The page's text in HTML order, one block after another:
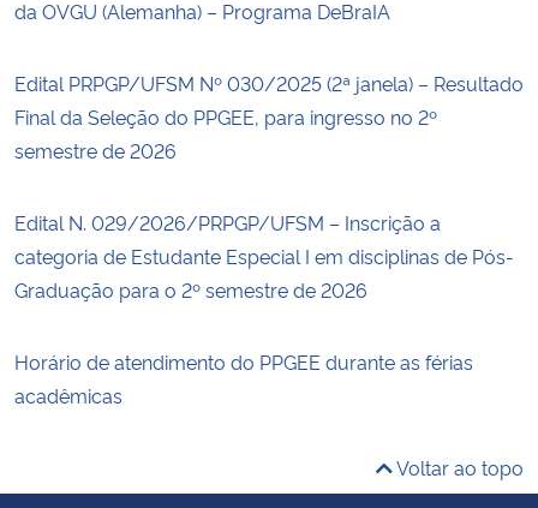
da OVGU (Alemanha) – Programa DeBraIA
Edital PRPGP/UFSM Nº 030/2025 (2ª janela) – Resultado
Final da Seleção do PPGEE, para ingresso no 2º
semestre de 2026
Edital N. 029/2026/PRPGP/UFSM – Inscrição a
categoria de Estudante Especial I em disciplinas de Pós-
Graduação para o 2º semestre de 2026
Horário de atendimento do PPGEE durante as férias
acadêmicas
Voltar ao topo